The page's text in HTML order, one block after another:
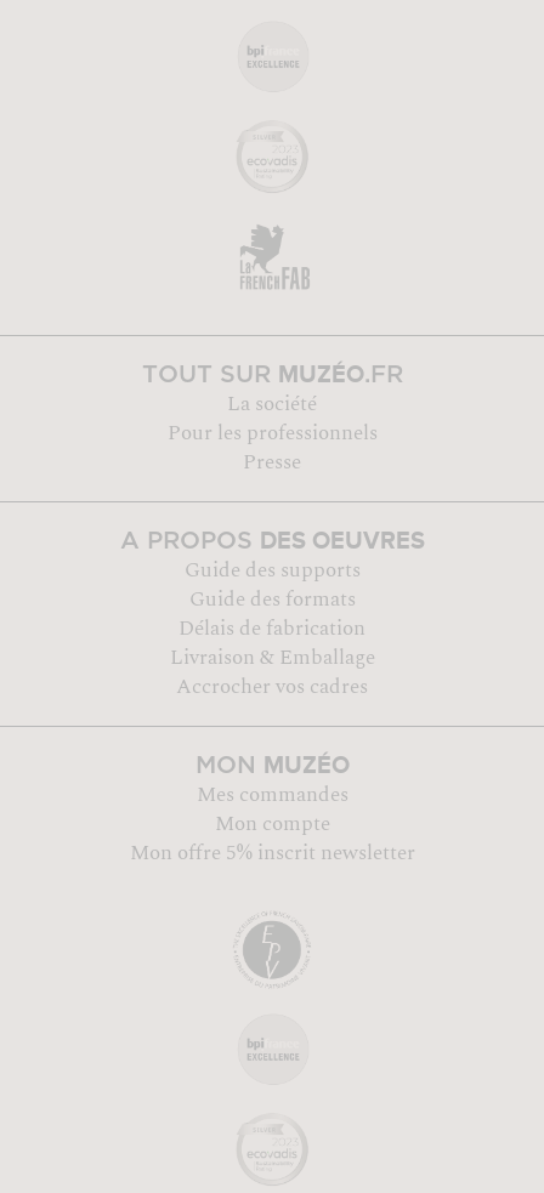
TOUT SUR MUZÉO.FR
La société
Pour les professionnels
Presse
A PROPOS DES OEUVRES
Guide des supports
Guide des formats
Délais de fabrication
Livraison & Emballage
Accrocher vos cadres
MON MUZÉO
Mes commandes
Mon compte
Mon offre 5% inscrit newsletter